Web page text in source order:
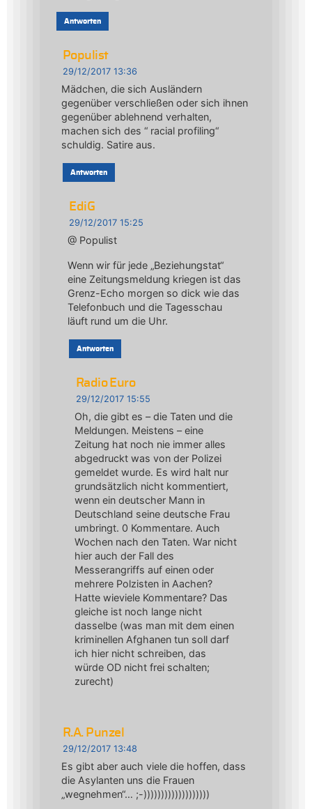
Antworten
Populist
29/12/2017 13:36
Mädchen, die sich Ausländern
gegenüber verschließen oder sich ihnen
gegenüber ablehnend verhalten,
machen sich des “ racial profiling“
schuldig. Satire aus.
Antworten
EdiG
29/12/2017 15:25
@ Populist
Wenn wir für jede „Beziehungstat“
eine Zeitungsmeldung kriegen ist das
Grenz-Echo morgen so dick wie das
Telefonbuch und die Tagesschau
läuft rund um die Uhr.
Antworten
Radio Euro
29/12/2017 15:55
Oh, die gibt es – die Taten und die
Meldungen. Meistens – eine
Zeitung hat noch nie immer alles
abgedruckt was von der Polizei
gemeldet wurde. Es wird halt nur
grundsätzlich nicht kommentiert,
wenn ein deutscher Mann in
Deutschland seine deutsche Frau
umbringt. 0 Kommentare. Auch
Wochen nach den Taten. War nicht
hier auch der Fall des
Messerangriffs auf einen oder
mehrere Polzisten in Aachen?
Hatte wieviele Kommentare? Das
gleiche ist noch lange nicht
dasselbe (was man mit dem einen
kriminellen Afghanen tun soll darf
ich hier nicht schreiben, das
würde OD nicht frei schalten;
zurecht)
R.A. Punzel
29/12/2017 13:48
Es gibt aber auch viele die hoffen, dass
die Asylanten uns die Frauen
„wegnehmen“… ;-)))))))))))))))))))